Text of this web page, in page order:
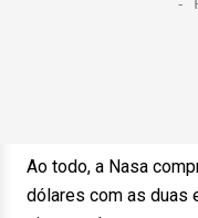
Ao todo, a Nasa
dólares com as duas